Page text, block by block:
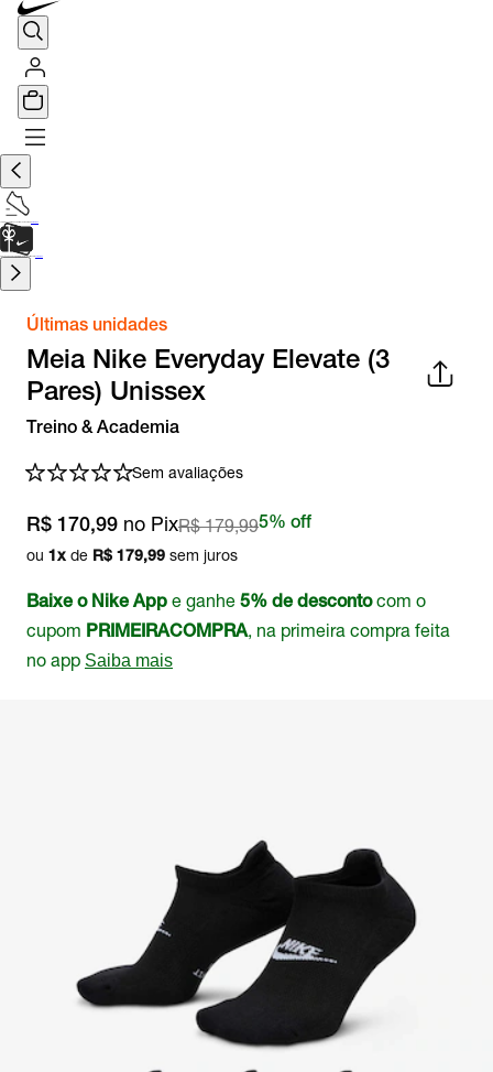
Últimas unidades
Meia Nike Everyday Elevate (3
Pares) Unissex
Treino & Academia
Sem avaliações
R$ 170,99 no PixR$ 179,995% off
ou 1x de R$ 179,99 sem juros
Baixe o Nike App e ganhe 5% de descontocom o
cupom PRIMEIRACOMPRA, na primeira compra feita
no app Saiba mais